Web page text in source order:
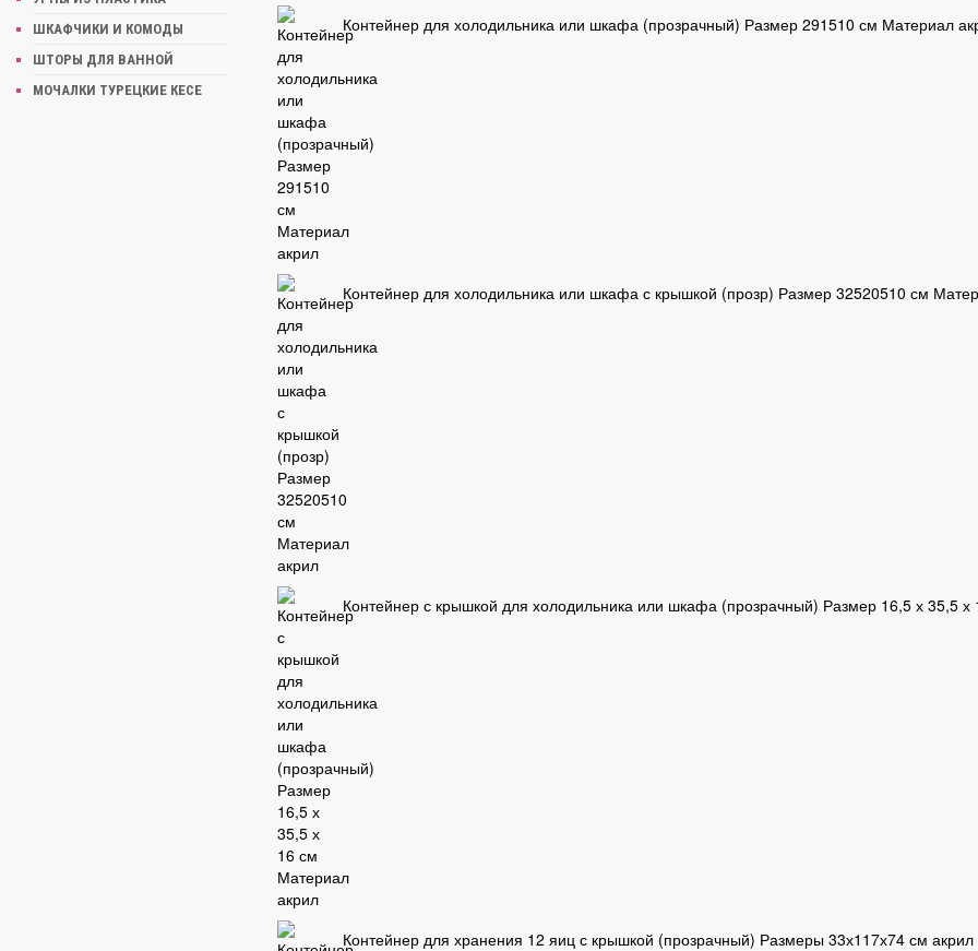
ШКАФЧИКИ И КОМОДЫ
ШТОРЫ ДЛЯ ВАННОЙ
МОЧАЛКИ ТУРЕЦКИЕ КЕСЕ
Контейнер для холодильника или шкафа (прозрачный) Размер 291510 см Материал
Контейнер для холодильника или шкафа с крышкой (прозр) Размер 32520510 см
Контейнер с крышкой для холодильника или шкафа (прозрачный) Размер 16,5 х 35,5
Контейнер для хранения 12 яиц с крышкой (прозрачный) Размеры 33х117х74 см акрил